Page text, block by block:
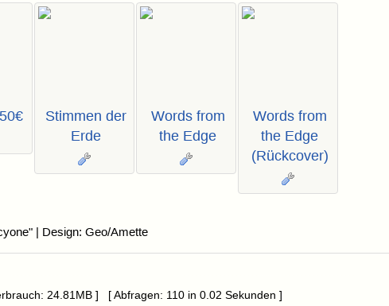
Stimmen der
Erde
Words from
the Edge
Words from
the Edge
(Rückcover)
| Design: Geo/Amette
24.81MB ] [ Abfragen: 110 in 0.02 Sekunden ]